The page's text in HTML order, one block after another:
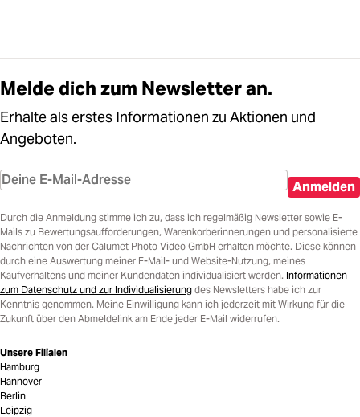
Melde dich zum Newsletter an.
Erhalte als erstes Informationen zu Aktionen und
Angeboten.
Anmelden
Durch die Anmeldung stimme ich zu, dass ich regelmäßig Newsletter sowie E-
Mails zu Bewertungsaufforderungen, Warenkorberinnerungen und personalisierte
Nachrichten von der Calumet Photo Video GmbH erhalten möchte. Diese können
durch eine Auswertung meiner E-Mail- und Website-Nutzung, meines
Kaufverhaltens und meiner Kundendaten individualisiert werden. Informationen
zum Datenschutz und zur Individualisierung des Newsletters habe ich zur
Kenntnis genommen. Meine Einwilligung kann ich jederzeit mit Wirkung für die
Zukunft über den Abmeldelink am Ende jeder E-Mail widerrufen.
Unsere Filialen
Hamburg
Hannover
Berlin
Leipzig